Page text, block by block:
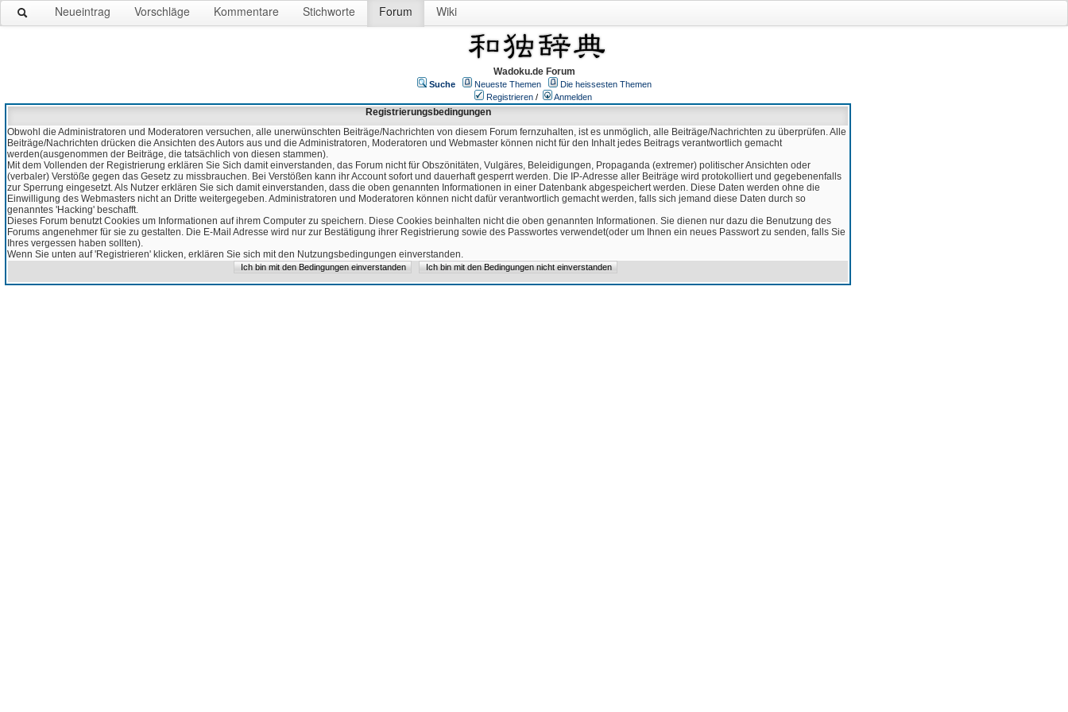
Neueintrag Vorschläge Kommentare Stichworte Forum Wiki
Wadoku.de Forum
Suche Neueste Themen
Die heissesten Themen
Registrieren / Anmelden
Registrierungsbedingungen
Obwohl die Administratoren und Moderatoren versuchen, alle unerwünschten Beiträge/Nachrichten von diesem Forum fernzuhalten, ist es unmöglich, alle Beiträge/Nachrichten zu überprüfen. Alle
Beiträge/Nachrichten drücken die Ansichten des Autors aus und die Administratoren, Moderatoren und Webmaster können nicht für den Inhalt jedes Beitrags verantwortlich gemacht
werden(ausgenommen der Beiträge, die tatsächlich von diesen stammen).
Mit dem Vollenden der Registrierung erklären Sie Sich damit einverstanden, das Forum nicht für Obszönitäten, Vulgäres, Beleidigungen, Propaganda (extremer) politischer Ansichten oder
(verbaler) Verstöße gegen das Gesetz zu missbrauchen. Bei Verstößen kann ihr Account sofort und dauerhaft gesperrt werden. Die IP-Adresse aller Beiträge wird protokolliert und gegebenenfalls
zur Sperrung eingesetzt. Als Nutzer erklären Sie sich damit einverstanden, dass die oben genannten Informationen in einer Datenbank abgespeichert werden. Diese Daten werden ohne die
Einwilligung des Webmasters nicht an Dritte weitergegeben. Administratoren und Moderatoren können nicht dafür verantwortlich gemacht werden, falls sich jemand diese Daten durch so
genanntes 'Hacking' beschafft.
Dieses Forum benutzt Cookies um Informationen auf ihrem Computer zu speichern. Diese Cookies beinhalten nicht die oben genannten Informationen. Sie dienen nur dazu die Benutzung des
Forums angenehmer für sie zu gestalten. Die E-Mail Adresse wird nur zur Bestätigung ihrer Registrierung sowie des Passwortes verwendet(oder um Ihnen ein neues Passwort zu senden, falls Sie
Ihres vergessen haben sollten).
Wenn Sie unten auf 'Registrieren' klicken, erklären Sie sich mit den Nutzungsbedingungen einverstanden.